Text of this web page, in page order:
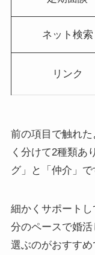
ネット検索
リンク
前の項目で触れ
く分けて2種類あ
グ」と「仲介」で
細かくサポート
分のペースで婚
選ぶのがおすすめ